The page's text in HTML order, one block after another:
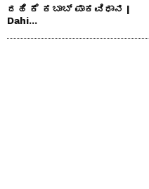
ದಹಿ ಕೆ ಕಬಾಬ್ ಪಾಕವಿಧಾನ |
Dahi...